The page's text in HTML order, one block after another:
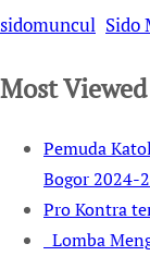
sidomuncul Sido
Most
Pemuda
Bogor 2024-
Pro Kontra
Lomba